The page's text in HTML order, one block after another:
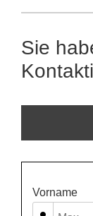
Sie
Vorname